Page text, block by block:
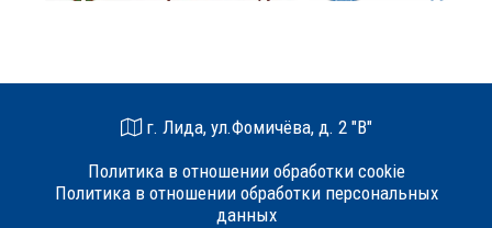
г. Лида, ул.Фомичёва, д. 2 "В"
Политика в отношении обработки cookie
Политика в отношении обработки персональных
данных